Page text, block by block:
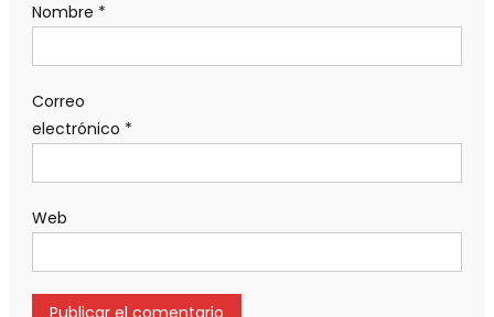
Nombre *
Correo
electrónico *
Web